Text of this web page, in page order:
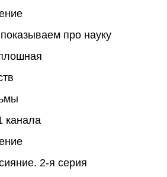
про науку
канала
2-я серия